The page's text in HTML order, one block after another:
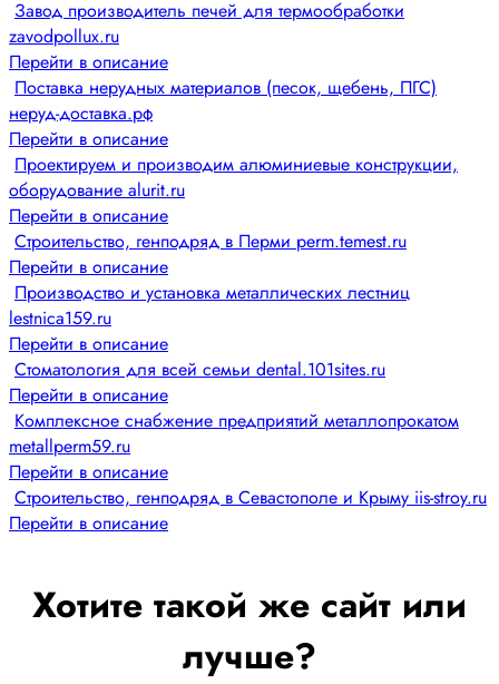
Завод производитель печей для термообработки
zavodpollux.ru
Перейти в описание
Поставка нерудных материалов (песок, щебень, ПГС)
неруд-доставка.рф
Перейти в описание
Проектируем и производим алюминиевые конструкции,
оборудование alurit.ru
Перейти в описание
Строительство, генподряд в Перми perm.temest.ru
Перейти в описание
Производство и установка металлических лестниц
lestnica159.ru
Перейти в описание
Стоматология для всей семьи dental.101sites.ru
Перейти в описание
Комплексное снабжение предприятий металлопрокатом
metallperm59.ru
Перейти в описание
Строительство, генподряд в Севастополе и Крыму iis-stroy.ru
Перейти в описание
Хотите такой же сайт или
лучше?